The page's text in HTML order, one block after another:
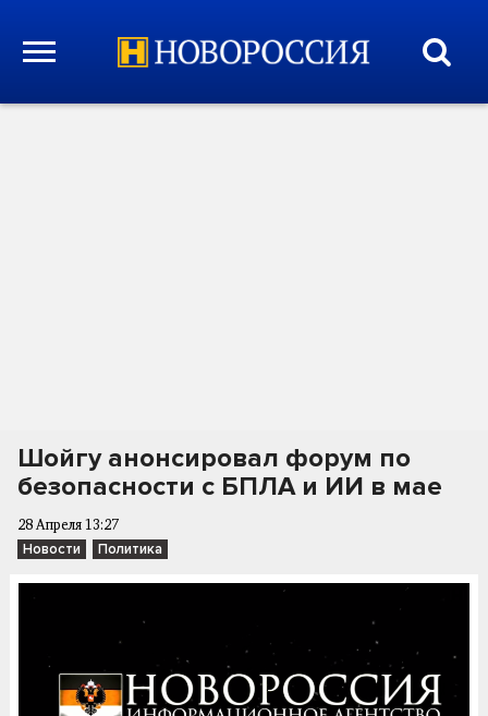
Шойгу анонсировал форум по
безопасности с БПЛА и ИИ в мае
28 Апреля 13:27
Новости Политика